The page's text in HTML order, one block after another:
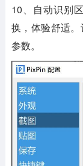
10、自动识别
换，体验舒适
参数。